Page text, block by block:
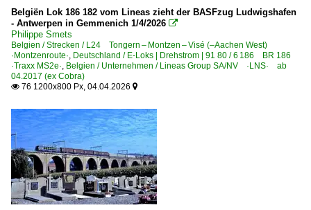
Euro Cargo Rail SAS, Paris ·ECR·
Großbritannien
Elektrotriebzüge
Elektrotriebzüge | HGV
Class 374 Eurostar e320 4001-4034 ·Velaro·
Niederlande
Belgiën Lok 186 182 vom Lineas zieht der BASFzug Ludwigshafen
- Antwerpen in Gemmenich 1/4/2026 
Philippe Smets
Belgien / Strecken / L24 Tongern – Montzen – Visé (–Aachen West)
·Montzenroute·, Deutschland / E-Loks | Drehstrom | 91 80 / 6 186 BR 186
·Traxx MS2e·, Belgien / Unternehmen / Lineas Group SA/NV ·LNS· ab
04.2017 (ex Cobra)
 76 1200x800 Px, 04.04.2026 